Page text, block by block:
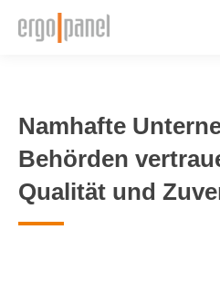
Namhafte
Behörden
Qualität und